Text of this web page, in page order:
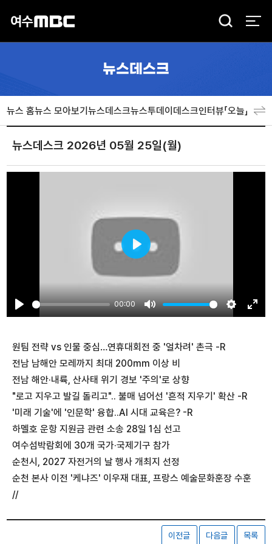
검
뉴스데스크
뉴스 홈뉴스 모아보기뉴스데스크뉴스투데이데스크인터뷰「오늘」 분야
뉴스데스크 2026년 05월 25일(월)
Play
00:00
Mute Settings
Play
원팀 전략 vs 인물 중심…연휴대회전 중 '얼차려' 촌극 -R
전남 남해안 모레까지 최대 200mm 이상 비
전남 해안·내륙, 산사태 위기 경보 '주의'로 상향
"로고 지우고 발길 돌리고".. 불매 넘어선 '흔적 지우기' 확산 -R
'미래 기술'에 '인문학' 융합..AI 시대 교육은? -R
하멜호 운항 지원금 관련 소송 28일 1심 선고
여수섬박람회에 30개 국가·국제기구 참가
순천시, 2027 자전거의 날 행사 개최지 선정
순천 본사 이전 '케냐즈' 이우재 대표, 프랑스 예술문화훈장 수훈
//
이전글 다음글 목록